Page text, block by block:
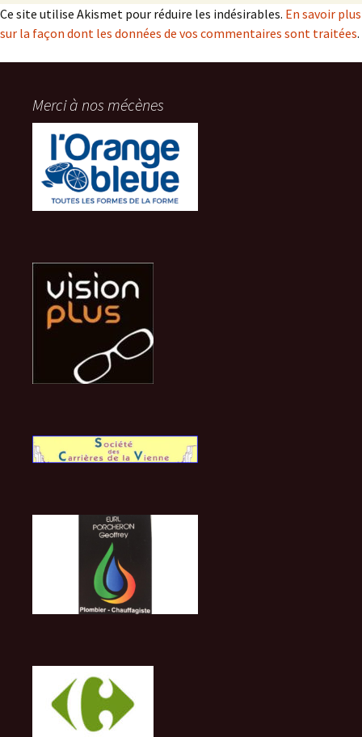
Ce site utilise Akismet pour réduire les indésirables. En savoir plus
sur la façon dont les données de vos commentaires sont traitées.
Merci à nos mécènes